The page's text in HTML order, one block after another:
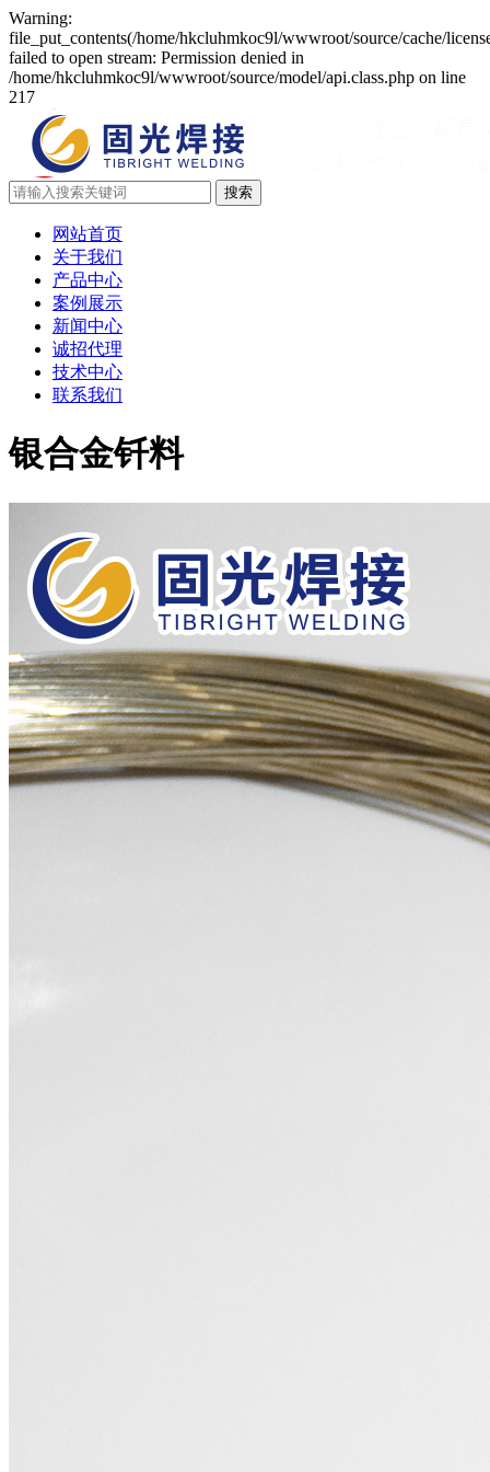
Warning:
file_put_contents(/home/hkcluhmkoc9l/wwwroot/source/cache/
failed to open stream: Permission denied in
/home/hkcluhmkoc9l/wwwroot/source/model/api.class.php on line
217
网站首页
关于我们
产品中心
案例展示
新闻中心
诚招代理
技术中心
联系我们
银合金钎料